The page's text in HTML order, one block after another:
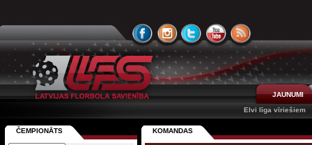
JAUNUMI
Elvi līga vīriešiem
KOMANDAS
ČEMPIONĀTS